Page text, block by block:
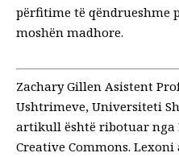
përfitime të qëndrueshme
moshën madhore.
Zachary Gillen Asistent
Ushtrimeve, Universiteti
artikull është ribotuar nga
Creative Commons. Lexoni